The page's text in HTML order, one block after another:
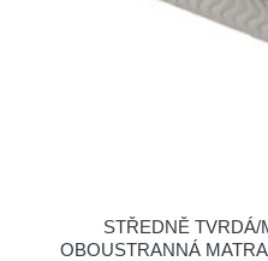
STŘEDNĚ
OBOUSTRANNÁ